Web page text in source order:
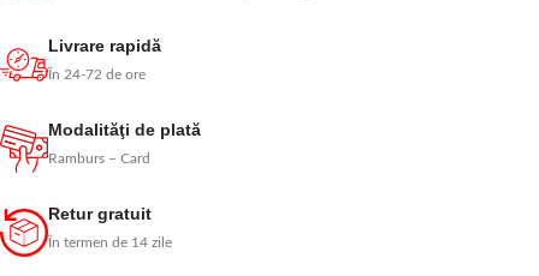
Livrare rapidă
În 24-72 de ore
Modalităţi de plată
Ramburs – Card
Retur gratuit
În termen de 14 zile